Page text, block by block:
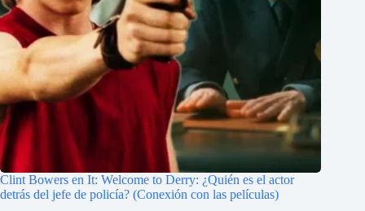
Clint Bowers en It: Welcome to Derry: ¿Quién es el actor
detrás del jefe de policía? (Conexión con las películas)